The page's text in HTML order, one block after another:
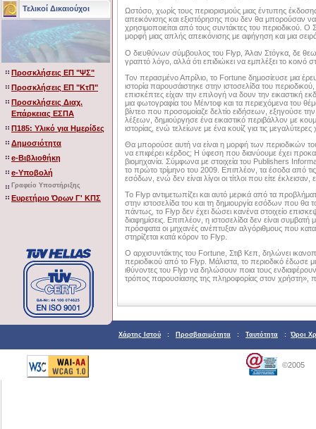
Τελικοί Δικαιούχοι
Προσκλήσεις ΕΠ "ΨΣ"
Προσκλήσεις ΕΠ "ΚτΠ"
Προσκλήσεις Διαχ.
Επάρκειας ΕΣΠΑ
Π185: Υλικό για Ημερίδες
Δημοσιότητα
e-Βιβλιοθήκη
e-Υποβολή
Γραφείο Υποστήριξης
Ευρετήριο Όρων Γ' ΚΠΣ
Ωστόσο, χωρίς τους περιορισμούς μιας έντυπης
απεικόνισης και εξιστόρησης που δεν θα μπορούσαν
χρησιμοποιείται από τους συντάκτες του περιοδικού.
μορφή μιας απλής απεικόνισης με αφήγηση και μια
Ο διευθύνων σύμβουλος του Flyp, Άλαν Στόγκα, δε
γραπτό λόγο, αλλά ότι επιδιώκει να εμπλέξει το κοινό
Τον περασμένο Απρίλιο, το Fortune δημοσίευσε μια
ιστορία παρουσάιστηκε στην ιστοσελίδα του
επισκέπτες είχαν την επιλογή να δουν την εικαστική
μια φωτογραφία του Mέιντοφ και τα περιεχόμενα του
βίντεο που προσομοίαζε δελτίο ειδήσεων, εξηγούσε
λέξεων, δημιούργησε ένα εικαστικό περιβάλλον με
ιστορίας, ενώ τελείωνε με ένα κουίζ για τις
Θα μπορούσε αυτή να είναι η μορφή των περιοδικών
να επιφέρει κέρδος; Η ύφεση που διανύουμε έχει
βιομηχανία. Σύμφωνα με στοιχεία του Publishers
το πρώτο τρίμηνο του 2009. Επιπλέον, τα έσοδα από τις
εσόδων, ενώ δεν είναι λίγοι οι τίτλοι που είτε
Το Flyp αντιμετωπίζει και αυτό μερικά από τα
στην ιστοσελίδα του και τη δημιουργία εσόδων που
πάντως, το Flyp δεν έχει δώσει κανένα στοιχείο
διαφημίσεις. Επιπλέον, η ιστοσελίδα δεν είναι
πρόσφατα οι μηχανές ανέπτυξαν αλγόριθμους που
στηρίζεται κατά κόρον το Flyp.
Ο αρχισυντάκτης του Fortune, Στιβ Κεπ, δηλώνει
περιοδικού από το Flyp. Μάλιστα, το περιοδικό έδωσε
ιθύνοντες του Flyp να δηλώσουν ποια τους
τρόπος παρουσίασης της πληροφορίας στον χρήστη»,
Χάρτης Ιστού : Προσβασιμότητα : Ταυτότητα : Όροι
©2005